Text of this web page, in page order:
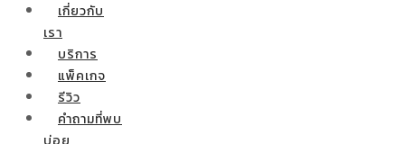
เกี่ยวกับ
เรา
บริการ
แพ็คเกจ
รีวิว
คำถามที่พบ